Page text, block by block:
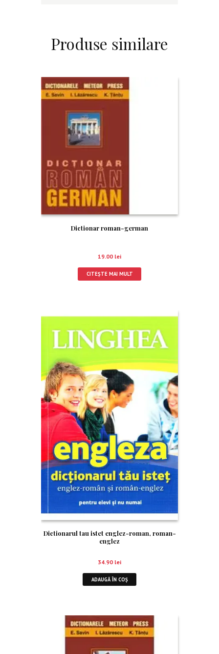
Produse similare
Dictionar roman-german
19.00 lei
CITEȘTE MAI MULT
Dictionarul tau istet englez-roman, roman-
englez
34.90 lei
ADAUGĂ ÎN COȘ